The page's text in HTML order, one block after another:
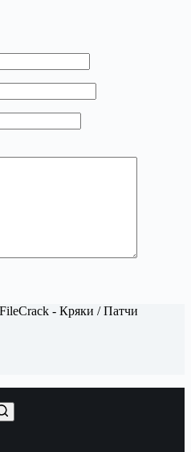
- Кряки / Патчи